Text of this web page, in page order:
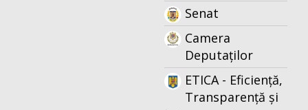
Senat
Camera
Deputaților
ETICA - Eficiență,
Transparență și